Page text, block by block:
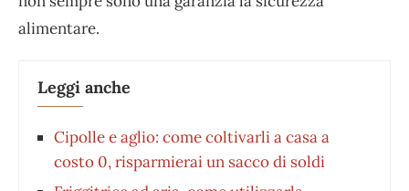
alimentare.
Leggi anche
Cipolle e aglio: come coltivarli a casa a
costo 0, risparmierai un sacco di soldi